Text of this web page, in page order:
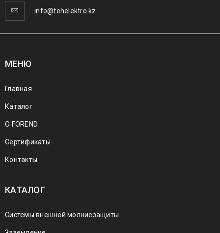
info@tehelektro.kz
МЕНЮ
Главная
Каталог
О FOREND
Сертификаты
Контакты
КАТАЛОГ
Системы внешней молниезащиты